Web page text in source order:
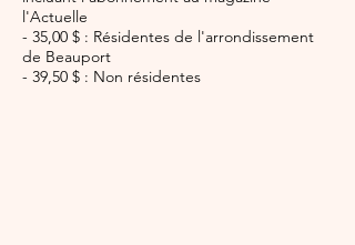
l'Actuelle
- 35,00 $ : Résidentes de l'arrondissement
de Beauport
- 39,50 $ : Non résidentes